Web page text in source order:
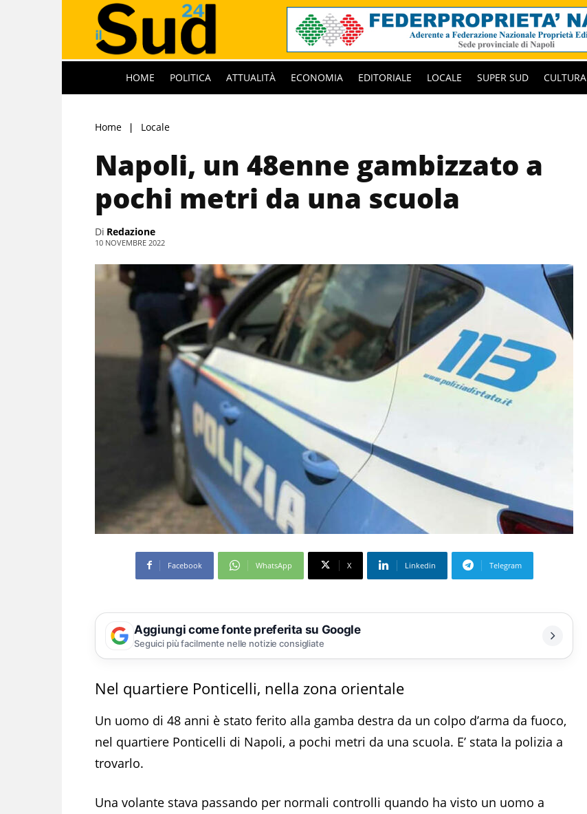
HOME POLITICA ATTUALITÀ ECONOMIA EDITORIALE LOCALE SUPER SUD CULTURA
Home Locale
Napoli, un 48enne gambizzato a
pochi metri da una scuola
Di Redazione
10 NOVEMBRE 2022
Facebook WhatsApp X Linkedin Telegram
Aggiungi come fonte preferita su Google
Seguici più facilmente nelle notizie consigliate
Nel quartiere Ponticelli, nella zona orientale
Un uomo di 48 anni è stato ferito alla gamba destra da un colpo d’arma da fuoco,
nel quartiere Ponticelli di Napoli, a pochi metri da una scuola. E’ stata la polizia a
trovarlo.
Una volante stava passando per normali controlli quando ha visto un uomo a